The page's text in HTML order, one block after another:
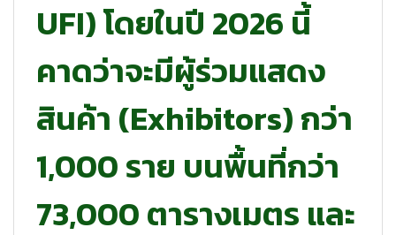
UFI) โดยในปี 2026 นี้
คาดว่าจะมีผู้ร่วมแสดง
สินค้า (Exhibitors) กว่า
1,000 ราย บนพื้นที่กว่า
73,000 ตารางเมตร และ